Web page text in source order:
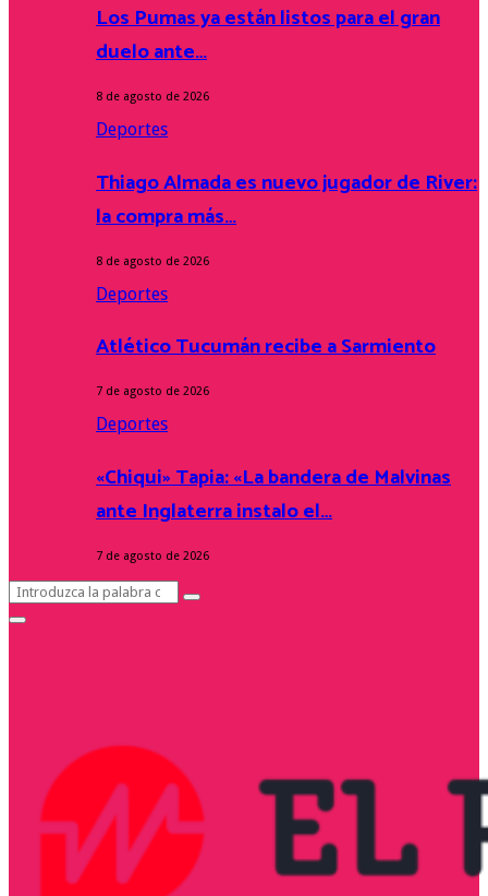
Los Pumas ya están listos para el gran
duelo ante…
8 de agosto de 2026
Deportes
Thiago Almada es nuevo jugador de River:
la compra más…
8 de agosto de 2026
Deportes
Atlético Tucumán recibe a Sarmiento
7 de agosto de 2026
Deportes
«Chiqui» Tapia: «La bandera de Malvinas
ante Inglaterra instalo el…
7 de agosto de 2026
Search
for:
Search
Facebook
Twitter
Instagram
Youtube
Primary